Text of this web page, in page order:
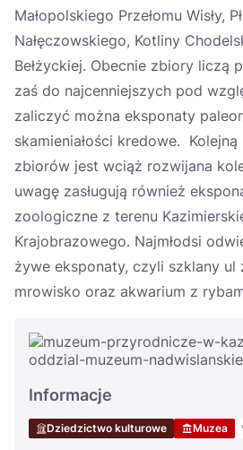
Małopolskiego Przełomu Wisły,
Nałęczowskiego, Kotliny
Bełżyckiej. Obecnie zbiory liczą
zaś do najcenniejszych pod
zaliczyć można eksponaty
skamieniałości kredowe.
zbiorów jest wciąż rozwijana
uwagę zasługują również
zoologiczne z terenu
Krajobrazowego. Najmłodsi
żywe eksponaty, czyli szklany ul
mrowisko oraz akwarium z
Informacje
Dziedzictwo kulturowe Muzea